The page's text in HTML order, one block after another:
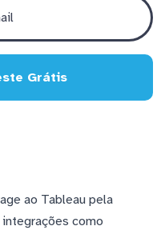
Grátis
ao Tableau pela
como